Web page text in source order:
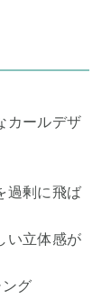
カールデザ
過剰に飛ば
い立体感が
グ